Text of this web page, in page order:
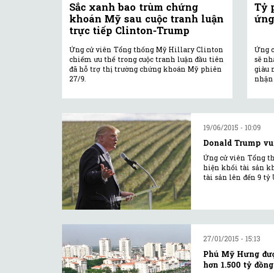
Sắc xanh bao trùm chứng
khoán Mỹ sau cuộc tranh luận
trực tiếp Clinton-Trump
Ứng cử viên Tổng thống Mỹ Hillary Clinton
chiếm ưu thế trong cuộc tranh luận đầu tiên
đã hỗ trợ thị trường chứng khoán Mỹ phiên
27/9.
Tỷ
Ứng
sẽ
giàu
19/06/2015 - 10:09
Donald Trump
Ứng cử viên Tổng
hiện khối tài sản
tài sản lên đến 9 tỷ
27/01/2015 - 15:13
Phú Mỹ Hưng
hơn 1.500 tỷ đồng